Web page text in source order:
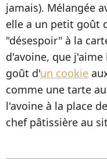
jamais). Mélangée
elle a un petit goût
"désespoir" à la
d'avoine, que
goût d'un cookie
comme une tarte
l'avoine à la place
chef pâtissière au